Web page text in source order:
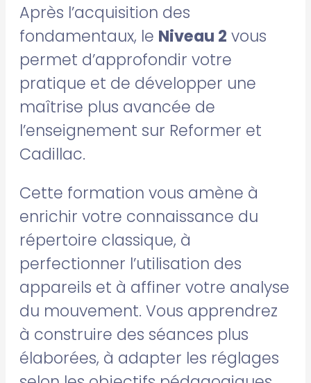
Après l’acquisition des
fondamentaux, le Niveau 2 vous
permet d’approfondir votre
pratique et de développer une
maîtrise plus avancée de
l’enseignement sur Reformer et
Cadillac.
Cette formation vous amène à
enrichir votre connaissance du
répertoire classique, à
perfectionner l’utilisation des
appareils et à affiner votre analyse
du mouvement. Vous apprendrez
à construire des séances plus
élaborées, à adapter les réglages